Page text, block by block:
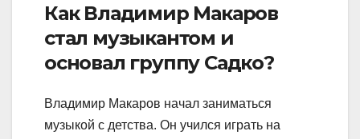
Как Владимир Макаров
стал музыкантом и
основал группу Садко?
Владимир Макаров начал заниматься
музыкой с детства. Он учился играть на